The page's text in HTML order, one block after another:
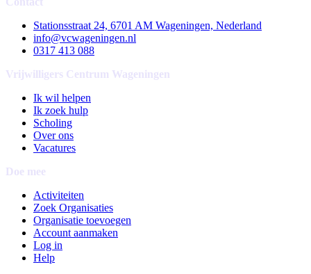
Stationsstraat 24, 6701 AM Wageningen, Nederland
info@vcwageningen.nl
0317 413 088
Vrijwilligers Centrum Wageningen
Ik wil helpen
Ik zoek hulp
Scholing
Over ons
Vacatures
Doe mee
Activiteiten
Zoek Organisaties
Organisatie toevoegen
Account aanmaken
Log in
Help